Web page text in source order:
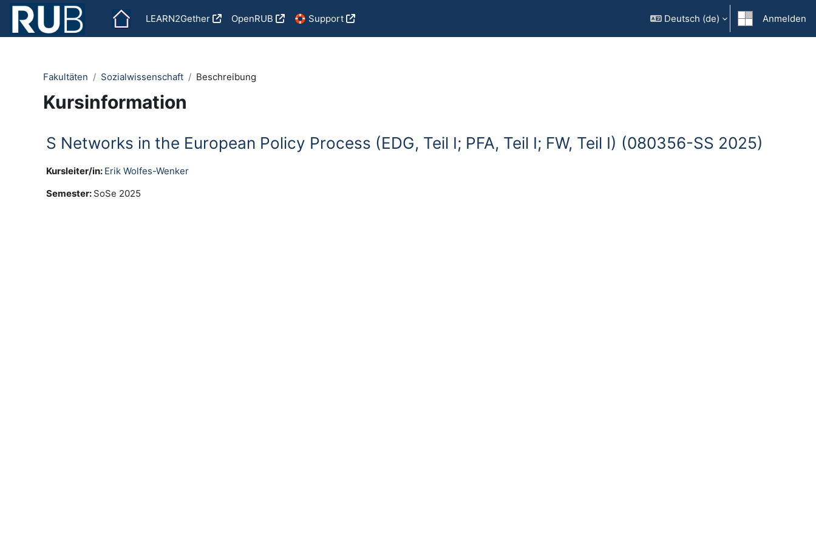
Zum Hauptinhalt
LEARN2Gether
OpenRUB 🛟 Support Deutsch ‎(de)‎ Anmelden
Fakultäten Sozialwissenschaft Beschreibung
Kursinformation
S Networks in the European Policy Process (EDG, Teil I; PFA, Teil I; FW, Teil I) (080356-SS 2025)
Kursleiter/in: Erik Wolfes-Wenker
Semester: SoSe 2025